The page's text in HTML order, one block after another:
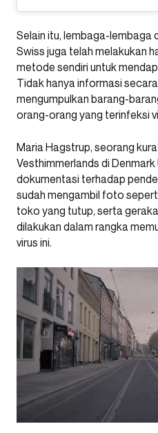
Selain itu, lembaga-lembaga
Swiss juga telah melakukan
metode sendiri untuk
Tidak hanya informasi
mengumpulkan barang-
orang-orang yang terinfeksi
Maria Hagstrup, seorang
Vesthimmerlands di
dokumentasi terhadap
sudah mengambil foto
toko yang tutup, serta
dilakukan dalam rangka
virus ini.